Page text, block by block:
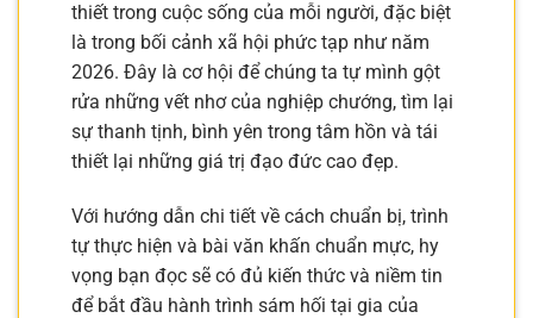
thiết trong cuộc sống của mỗi người, đặc biệt
là trong bối cảnh xã hội phức tạp như năm
2026. Đây là cơ hội để chúng ta tự mình gột
rửa những vết nhơ của nghiệp chướng, tìm lại
sự thanh tịnh, bình yên trong tâm hồn và tái
thiết lại những giá trị đạo đức cao đẹp.
Với hướng dẫn chi tiết về cách chuẩn bị, trình
tự thực hiện và bài văn khấn chuẩn mực, hy
vọng bạn đọc sẽ có đủ kiến thức và niềm tin
để bắt đầu hành trình sám hối tại gia của